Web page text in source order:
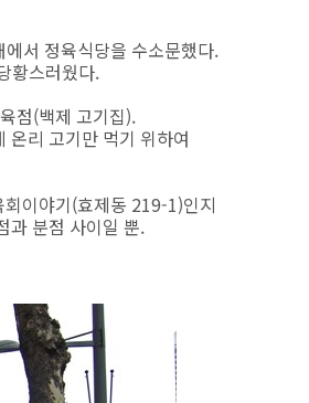
서 정육식당을 수소문했다.
황스러웠다.
점(백제 고기집).
온리 고기만 먹기 위하여
이야기(효제동 219-1)인지
과 분점 사이일 뿐.